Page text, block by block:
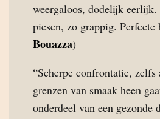
weergaloos, dodelijk
piesen, zo grappig.
Bouazza)
“Scherpe confrontatie, zelfs
grenzen van smaak heen
onderdeel van een gezonde